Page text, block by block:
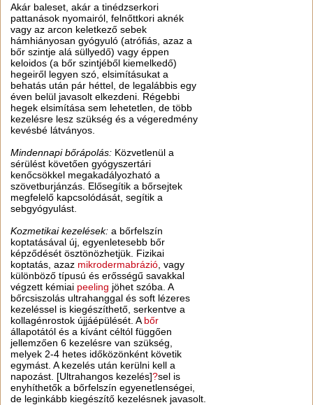
Akár baleset, akár a tinédzserkori
pattanások nyomairól, felnőttkori aknék
vagy az arcon keletkező sebek
hámhiányosan gyógyuló (atrófiás, azaz a
bőr szintje alá süllyedő) vagy éppen
keloidos (a bőr szintjéből kiemelkedő)
hegeiről legyen szó, elsimításukat a
behatás után pár héttel, de legalábbis egy
éven belül javasolt elkezdeni. Régebbi
hegek elsimítása sem lehetetlen, de több
kezelésre lesz szükség és a végeredmény
kevésbé látványos.
Mindennapi bőrápolás: Közvetlenül a
sérülést követően gyógyszertári
kenőcsökkel megakadályozható a
szövetburjánzás. Elősegítik a bőrsejtek
megfelelő kapcsolódását, segítik a
sebgyógyulást.
Kozmetikai kezelések:a bőrfelszín
koptatásával új, egyenletesebb bőr
képződését ösztönözhetjük. Fizikai
koptatás, azaz mikrodermabrázió , vagy
különböző típusú és erősségű savakkal
végzett kémiai peeling jöhet szóba. A
bőrcsiszolás ultrahanggal és soft lézeres
kezeléssel is kiegészíthető, serkentve a
kollagénrostok újjáépülését. A bőr
állapotától és a kívánt céltól függően
jellemzően 6 kezelésre van szükség,
melyek 2-4 hetes időközönként követik
egymást. A kezelés után kerülni kell a
napozást. [Ultrahangos kezelés]?sel is
enyhíthetők a bőrfelszín egyenetlenségei,
de leginkább kiegészítő kezelésnek javasolt.